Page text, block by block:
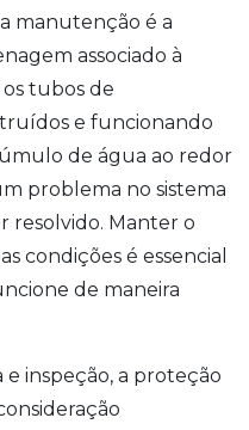
manutenção é a
associado à
tubos de
e funcionando
de água ao redor
problema no sistema
resolvido. Manter o
condições é essencial
de maneira
e inspeção, a proteção